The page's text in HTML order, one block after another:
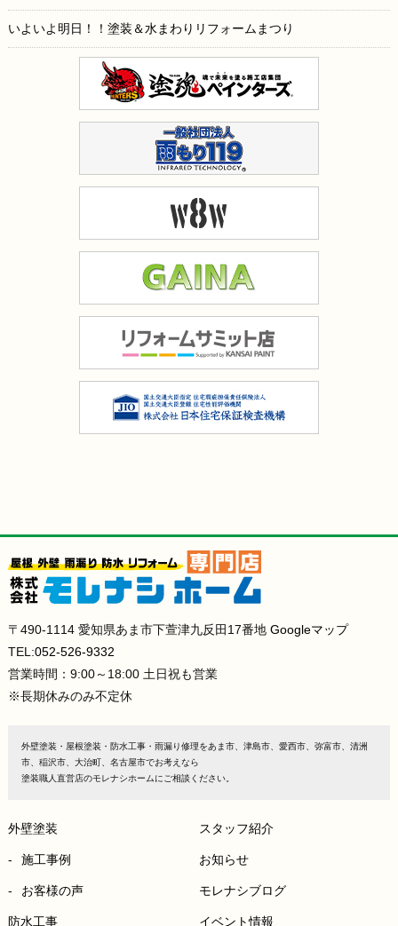
いよいよ明日！！塗装＆水まわりリフォームまつり
〒490-1114 愛知県あま市下萱津九反田17番地 Googleマップ
TEL:052-526-9332
営業時間：9:00～18:00 土日祝も営業
※長期休みのみ不定休
外壁塗装・屋根塗装・防水工事・雨漏り修理をあま市、津島市、愛西市、弥富市、清洲
市、稲沢市、大治町、名古屋市でお考えなら
塗装職人直営店のモレナシホームにご相談ください。
外壁塗装
施工事例
お客様の声
防水工事
スタッフ紹介
お知らせ
モレナシブログ
イベント情報